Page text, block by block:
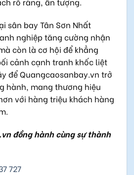
sân bay Tân Sơn Nhất
nghiệp tăng cường nhận
còn là cơ hội để khẳng
cảnh cạnh tranh khốc liệt
để Quangcaosanbay.vn trở
hành, mang thương hiệu
với hàng triệu khách hàng
đồng hành cùng sự thành
727